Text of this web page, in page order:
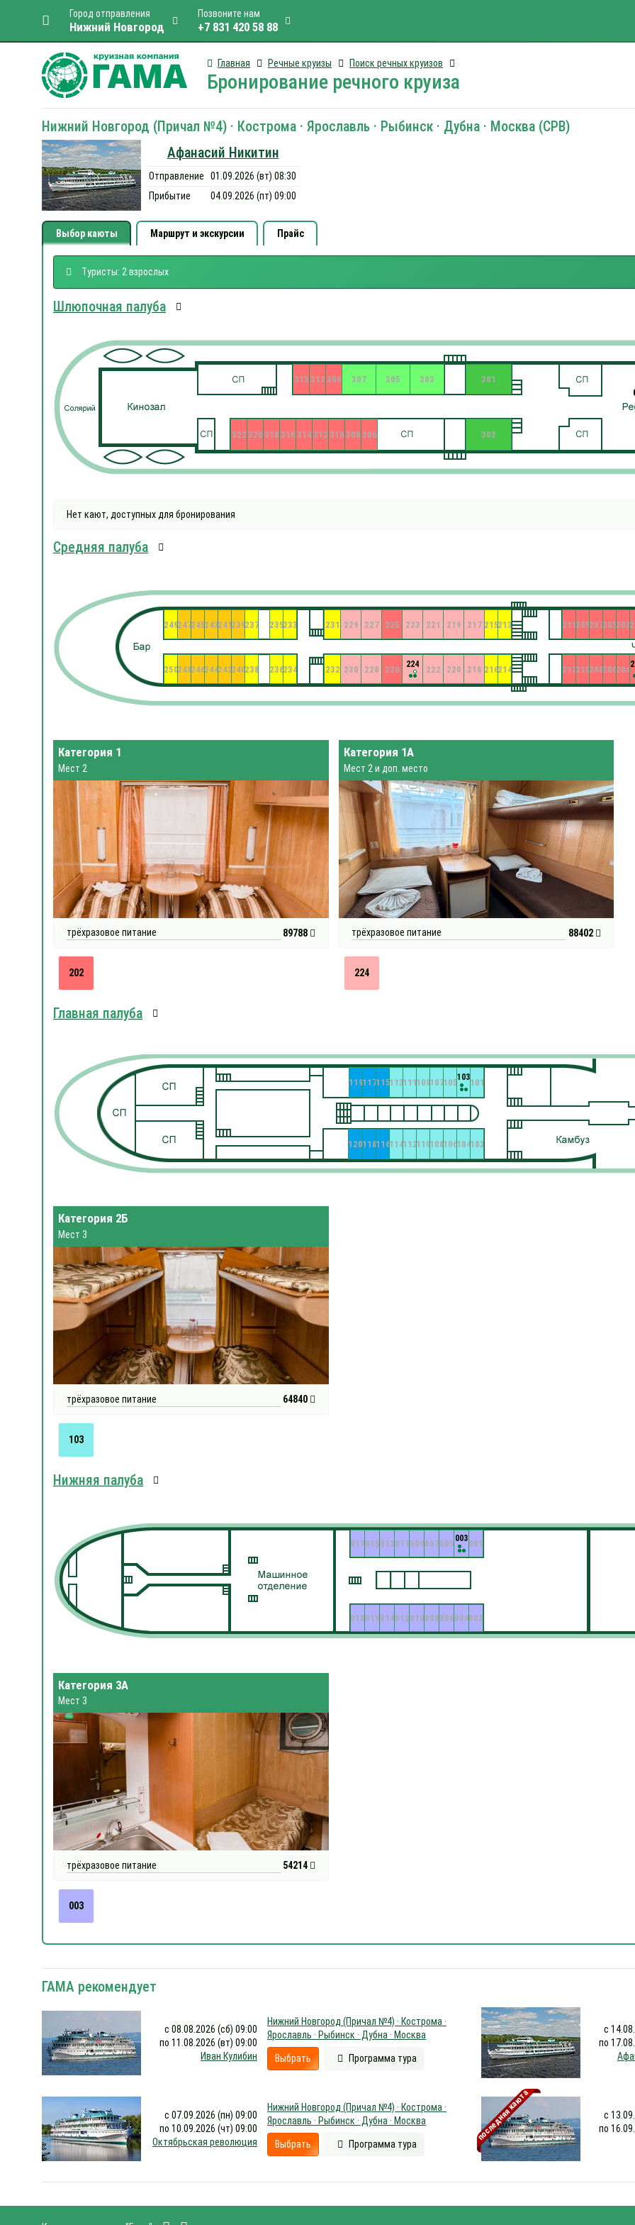
Город отправления
Нижний Новгород
Позвоните нам
+7 831 420 58 88
Главная Речные круизы Поиск речных круизов
Бронирование речного круиза
Нижний Новгород (Причал №4) · Кострома · Ярославль · Рыбинск · Дубна · Москва (СРВ)
Афанасий Никитин
Отправление
01.09.2026 (вт) 08:30
Прибытие
04.09.2026 (пт) 09:00
Выбор каюты Маршрут и экскурсии Прайс
Туристы: 2 взрослых
Шлюпочная палуба
301
302
303
305
306
307
308
309
310
311
312
313
314
316
318
320
322
Нет кают, доступных для бронирования
Средняя палуба
203
204
205
206
207
208
209
210
211
212
213
214
215
216
217
218
219
220
221
222
223
224
225
226
227
228
229
230
231
232
233
234
235
236
237
238
239
240
241
242
243
244
245
246
247
248
249
250
Категория 1
Мест 2
трёхразовое питание 89788
202
Категория 1А
Мест 2 и доп. место
трёхразовое питание 88402
224
Главная палуба
101
102
103
104
105
106
107
108
109
110
111
112
113
114
115
116
117
118
119
120
Категория 2Б
Мест 3
трёхразовое питание 64840
103
Нижняя палуба
001
002
003
004
005
006
007
008
009
010
011
012
013
014
015
016
017
018
Категория 3А
Мест 3
трёхразовое питание 54214
003
ГАМА рекомендует
с 08.08.2026 (сб) 09:00
по 11.08.2026 (вт) 09:00
Иван Кулибин
Нижний Новгород (Причал №4) · Кострома ·
Ярославль · Рыбинск · Дубна · Москва
Выбрать Программа тура
с
по
с 07.09.2026 (пн) 09:00
по 10.09.2026 (чт) 09:00
Октябрьская революция
Нижний Новгород (Причал №4) · Кострома ·
Ярославль · Рыбинск · Дубна · Москва
Выбрать Программа тура
последняя каюта
с
по